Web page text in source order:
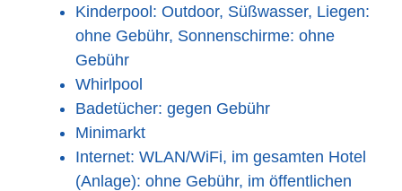
Kinderpool: Outdoor, Süßwasser, Liegen:
ohne Gebühr, Sonnenschirme: ohne
Gebühr
Whirlpool
Badetücher: gegen Gebühr
Minimarkt
Internet: WLAN/WiFi, im gesamten Hotel
(Anlage): ohne Gebühr, im öffentlichen